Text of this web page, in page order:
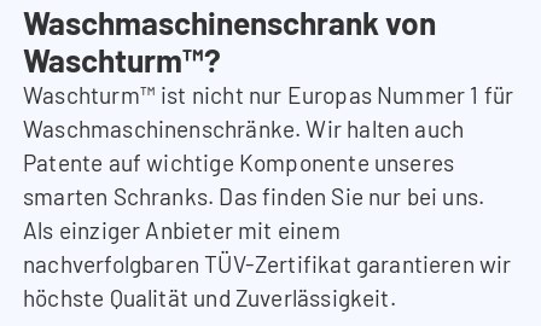
Waschmaschinenschrank von
Waschturm™?
Waschturm™ ist nicht nur Europas Nummer 1 für
Waschmaschinenschränke. Wir halten auch
Patente auf wichtige Komponente unseres
smarten Schranks. Das finden Sie nur bei uns.
Als einziger Anbieter mit einem
nachverfolgbaren TÜV-Zertifikat garantieren wir
höchste Qualität und Zuverlässigkeit.